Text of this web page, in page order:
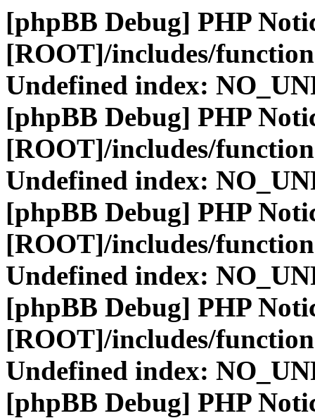
[phpBB Debug] PHP
[ROOT]/includes/
Undefined index:
[phpBB Debug] PHP
[ROOT]/includes/
Undefined index:
[phpBB Debug] PHP
[ROOT]/includes/
Undefined index:
[phpBB Debug] PHP
[ROOT]/includes/
Undefined index:
[phpBB Debug] PHP